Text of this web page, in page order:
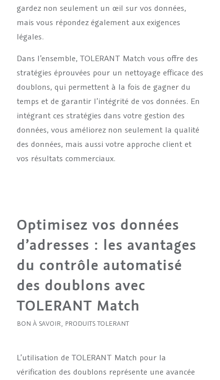
gardez non seulement un œil sur vos données,
mais vous répondez également aux exigences
légales.
Dans l’ensemble, TOLERANT Match vous offre des
stratégies éprouvées pour un nettoyage efficace des
doublons, qui permettent à la fois de gagner du
temps et de garantir l’intégrité de vos données. En
intégrant ces stratégies dans votre gestion des
données, vous améliorez non seulement la qualité
des données, mais aussi votre approche client et
vos résultats commerciaux.
Optimisez vos données
d’adresses : les avantages
du contrôle automatisé
des doublons avec
TOLERANT Match
BON À SAVOIR, PRODUITS TOLERANT
L’utilisation de TOLERANT Match pour la
vérification des doublons représente une avancée